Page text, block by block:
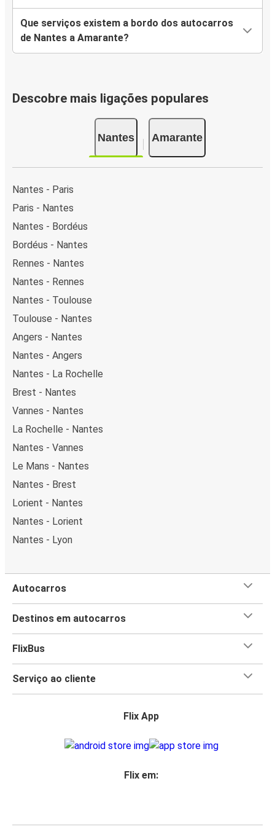
Que serviços existem a bordo dos autocarros
de Nantes a Amarante?
Descobre mais ligações populares
Nantes Amarante
Nantes - Paris
Paris - Nantes
Nantes - Bordéus
Bordéus - Nantes
Rennes - Nantes
Nantes - Rennes
Nantes - Toulouse
Toulouse - Nantes
Angers - Nantes
Nantes - Angers
Nantes - La Rochelle
Brest - Nantes
Vannes - Nantes
La Rochelle - Nantes
Nantes - Vannes
Le Mans - Nantes
Nantes - Brest
Lorient - Nantes
Nantes - Lorient
Nantes - Lyon
Autocarros
Destinos em autocarros
FlixBus
Serviço ao cliente
Flix App
Flix em: